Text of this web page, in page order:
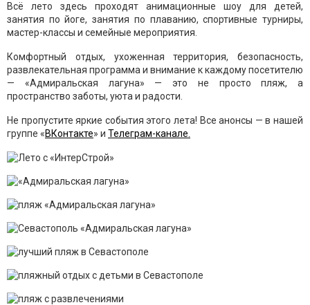
Всё лето здесь проходят анимационные шоу для детей,
занятия по йоге, занятия по плаванию, спортивные турниры,
мастер-классы и семейные мероприятия.
Комфортный отдых, ухоженная территория, безопасность,
развлекательная программа и внимание к каждому посетителю
— «Адмиральская лагуна» — это не просто пляж, а
пространство заботы, уюта и радости.
Не пропустите яркие события этого лета! Все анонсы — в нашей
группе «ВКонтакте» и Телеграм-канале.